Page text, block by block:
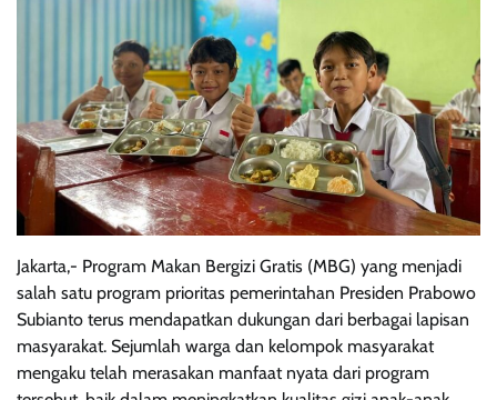
Jakarta,- Program Makan Bergizi Gratis (MBG) yang menjadi
salah satu program prioritas pemerintahan Presiden Prabowo
Subianto terus mendapatkan dukungan dari berbagai lapisan
masyarakat. Sejumlah warga dan kelompok masyarakat
mengaku telah merasakan manfaat nyata dari program